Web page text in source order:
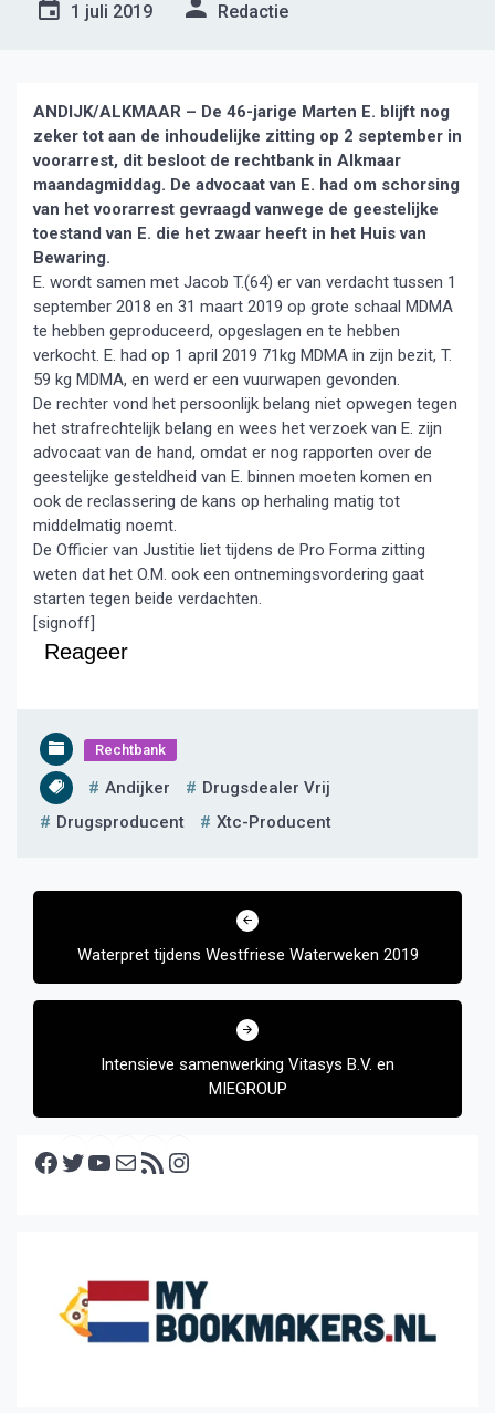
1 juli 2019 Redactie
ANDIJK/ALKMAAR – De 46-jarige Marten E. blijft nog
zeker tot aan de inhoudelijke zitting op 2 september in
voorarrest, dit besloot de rechtbank in Alkmaar
maandagmiddag. De advocaat van E. had om schorsing
van het voorarrest gevraagd vanwege de geestelijke
toestand van E. die het zwaar heeft in het Huis van
Bewaring.
E. wordt samen met Jacob T.(64) er van verdacht tussen 1
september 2018 en 31 maart 2019 op grote schaal MDMA
te hebben geproduceerd, opgeslagen en te hebben
verkocht. E. had op 1 april 2019 71kg MDMA in zijn bezit, T.
59 kg MDMA, en werd er een vuurwapen gevonden.
De rechter vond het persoonlijk belang niet opwegen tegen
het strafrechtelijk belang en wees het verzoek van E. zijn
advocaat van de hand, omdat er nog rapporten over de
geestelijke gesteldheid van E. binnen moeten komen en
ook de reclassering de kans op herhaling matig tot
middelmatig noemt.
De Officier van Justitie liet tijdens de Pro Forma zitting
weten dat het O.M. ook een ontnemingsvordering gaat
starten tegen beide verdachten.
[signoff]
Reageer
Rechtbank
Andijker
Drugsdealer Vrij
Drugsproducent
Xtc-Producent
Bericht
Waterpret tijdens Westfriese Waterweken 2019
Intensieve samenwerking Vitasys B.V. en
MIEGROUP
Facebook Twitter YouTube E-mail RSS feed